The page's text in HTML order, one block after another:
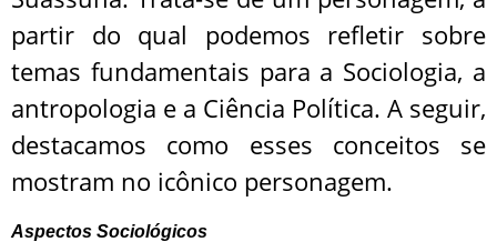
partir do qual podemos refletir sobre
temas fundamentais para a Sociologia, a
antropologia e a Ciência Política. A seguir,
destacamos como esses conceitos se
mostram no icônico personagem.
Aspectos Sociológicos